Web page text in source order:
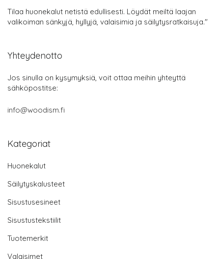
Tilaa huonekalut netistä edullisesti. Löydät meiltä laajan
valikoiman sänkyjä, hyllyjä, valaisimia ja säilytysratkaisuja."
Yhteydenotto
Jos sinulla on kysymyksiä, voit ottaa meihin yhteyttä
sähköpostitse:
info@woodism.fi
Kategoriat
Huonekalut
Säilytyskalusteet
Sisustusesineet
Sisustustekstiilit
Tuotemerkit
Valaisimet